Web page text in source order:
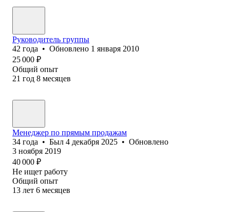
Руководитель группы
42 года • Обновлено 1 января 2010
25 000 ₽
Общий опыт
21 год 8 месяцев
Менеджер по прямым продажам
34 года • Был 4 декабря 2025 • Обновлено
3 ноября 2019
40 000 ₽
Не ищет работу
Общий опыт
13 лет 6 месяцев